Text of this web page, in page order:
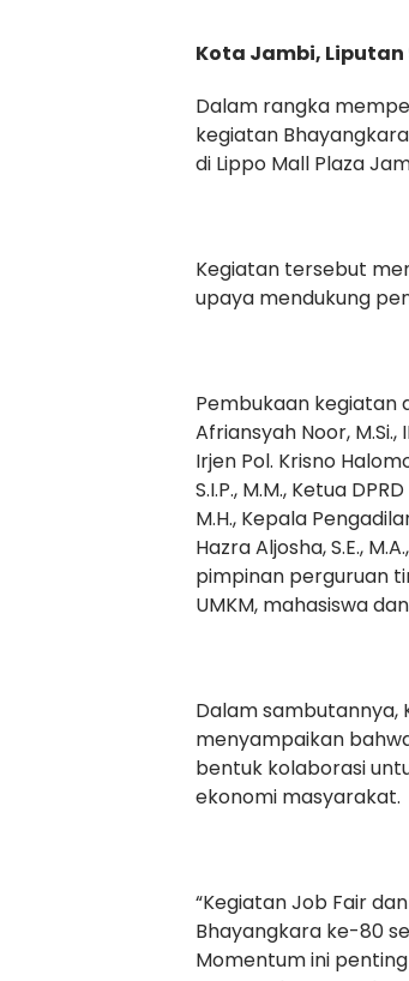
Kota Jambi, Liputan
Dalam rangka
kegiatan
di Lippo Mall Plaza
Kegiatan tersebut
upaya mendukung
Pembukaan kegiatan
Afriansyah Noor, M.Si.,
Irjen Pol. Krisno
S.I.P., M.M., Ketua
M.H., Kepala
Hazra Aljosha, S.E.,
pimpinan perguruan
UMKM, mahasiswa
Dalam sambutannya,
menyampaikan
bentuk kolaborasi
ekonomi masyarakat.
“Kegiatan Job Fair
Bhayangkara ke-80
Momentum ini